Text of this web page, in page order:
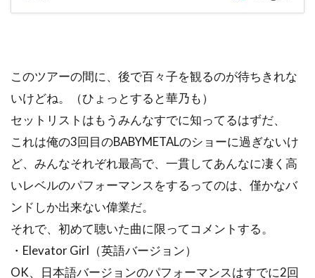
このツアーの間に、後で百々子を観るのが待ちきれな
いけどね。（ひょっとすると華乃も）
セットリストはもうみんなすでに知ってるはずだ、
これは俺の3回目のBABYMETALのショーに過ぎないけ
ど、みんなそれぞれ最高で、一貫してあんなに凄く高
いレベルのパフォーマンスをするってのは、僅かなバ
ンドしか出来ない偉業だ。
それで、初めて聴いた曲に限ってコメントする。
・Elevator Girl（英語バージョン）
OK、日本語バージョンのパフォーマンスはすでに2回